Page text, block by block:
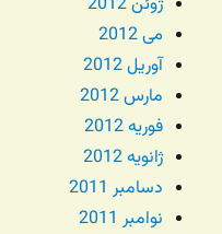
می 2012
آوریل 2012
مارس 2012
فوریه 2012
ژانویه 2012
دسامبر 2011
نوامبر 2011